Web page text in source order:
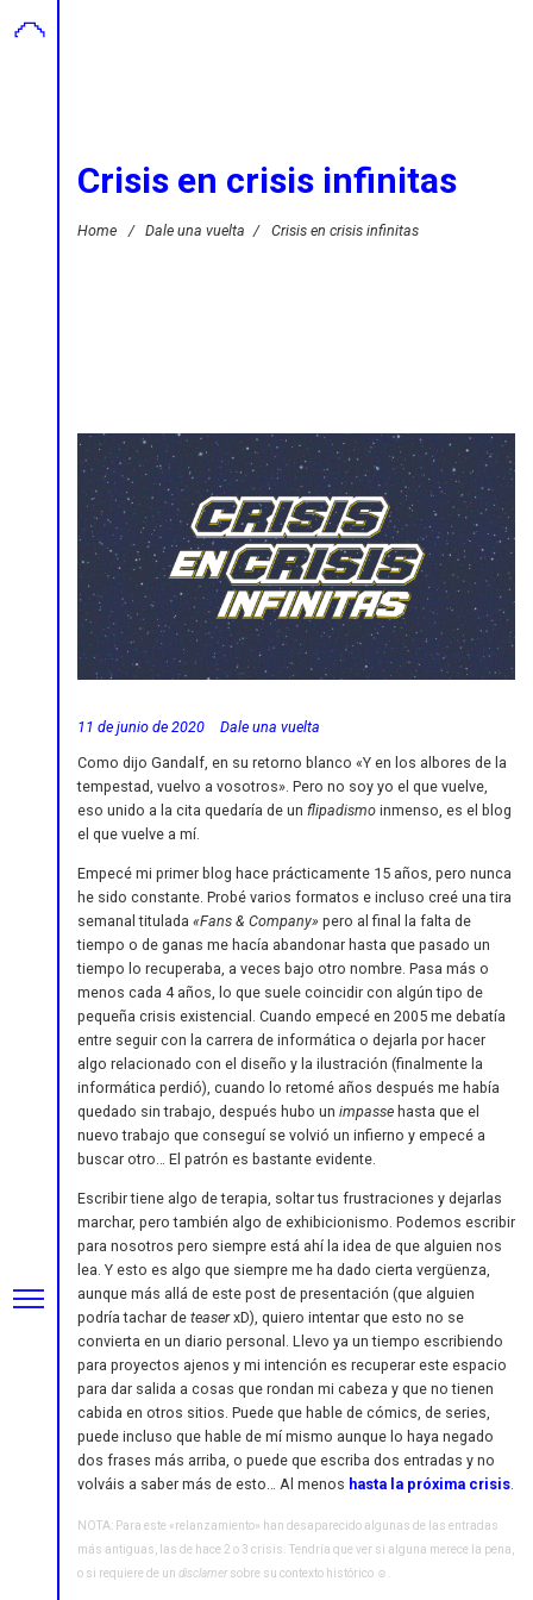
Crisis en crisis infinitas
Home / Dale una vuelta / Crisis en crisis infinitas
11 de junio de 2020
Dale una vuelta
Como dijo Gandalf, en su retorno blanco «Y en los albores de la
tempestad, vuelvo a vosotros». Pero no soy yo el que vuelve,
eso unido a la cita quedaría de un flipadismo inmenso, es el blog
el que vuelve a mí.
Empecé mi primer blog hace prácticamente 15 años, pero nunca
he sido constante. Probé varios formatos e incluso creé una tira
semanal titulada «Fans & Company» pero al final la falta de
tiempo o de ganas me hacía abandonar hasta que pasado un
tiempo lo recuperaba, a veces bajo otro nombre. Pasa más o
menos cada 4 años, lo que suele coincidir con algún tipo de
pequeña crisis existencial. Cuando empecé en 2005 me debatía
entre seguir con la carrera de informática o dejarla por hacer
algo relacionado con el diseño y la ilustración (finalmente la
informática perdió), cuando lo retomé años después me había
quedado sin trabajo, después hubo un impasse hasta que el
nuevo trabajo que conseguí se volvió un infierno y empecé a
buscar otro… El patrón es bastante evidente.
Escribir tiene algo de terapia, soltar tus frustraciones y dejarlas
marchar, pero también algo de exhibicionismo. Podemos escribir
para nosotros pero siempre está ahí la idea de que alguien nos
lea. Y esto es algo que siempre me ha dado cierta vergüenza,
aunque más allá de este post de presentación (que alguien
podría tachar de teaserxD), quiero intentar que esto no se
convierta en un diario personal. Llevo ya un tiempo escribiendo
para proyectos ajenos y mi intención es recuperar este espacio
para dar salida a cosas que rondan mi cabeza y que no tienen
cabida en otros sitios. Puede que hable de cómics, de series,
puede incluso que hable de mí mismo aunque lo haya negado
dos frases más arriba, o puede que escriba dos entradas y no
volváis a saber más de esto… Al menos hasta la próxima crisis.
NOTA: Para este «relanzamiento» han desaparecido algunas de las entradas
más antiguas, las de hace 2 o 3 crisis. Tendría que ver si alguna merece la pena,
o si requiere de un disclamer sobre su contexto histórico ☺️.